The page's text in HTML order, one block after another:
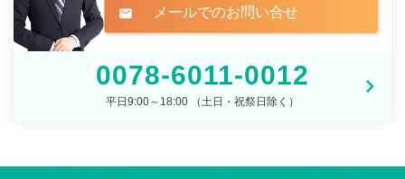
mail メールでのお問い合せ
0078-6011-0012
平日9:00～18:00 （土日・祝祭日除く）